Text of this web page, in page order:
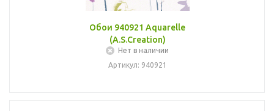
Обои 940921 Aquarelle
(A.S.Creation)
Нет в наличии
Артикул: 940921